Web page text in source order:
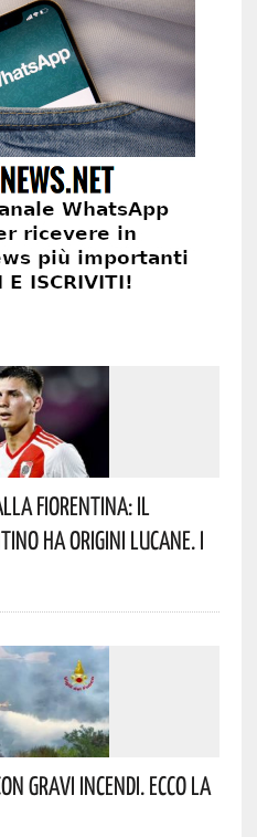
Fiorentina: Il
Ha Origini Lucane. I
Gravi Incendi. Ecco La